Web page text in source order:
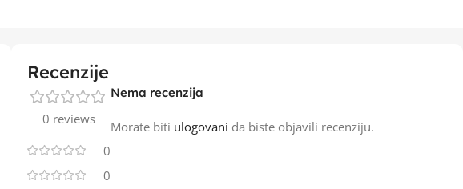
Recenzije
0 reviews
0
0
Nema recenzija
Morate biti ulogovani da biste objavili recenziju.